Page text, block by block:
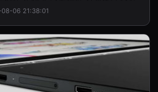
06 21:38:01